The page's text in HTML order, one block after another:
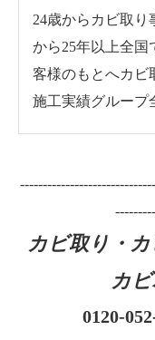
24歳からカビ取り
から25年以上全国
客様のもとへカビ
施工実績グループ
カビ取り・
カ
0120-